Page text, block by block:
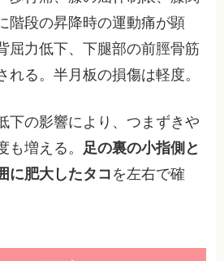
階段の昇降時の運動痛が顕
屈力低下、下腿部の前脛骨筋
れる。半月板の損傷は軽度。
下の影響により、つまずきや
も増える。 足の裏の小指側と
に肥大したタコ を左右で確